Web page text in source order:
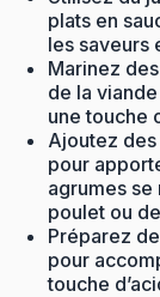
plats en
les saveurs
Marinez
de la
une touche
Ajoutez des
pour
agrumes
poulet ou
Préparez
pour
touche